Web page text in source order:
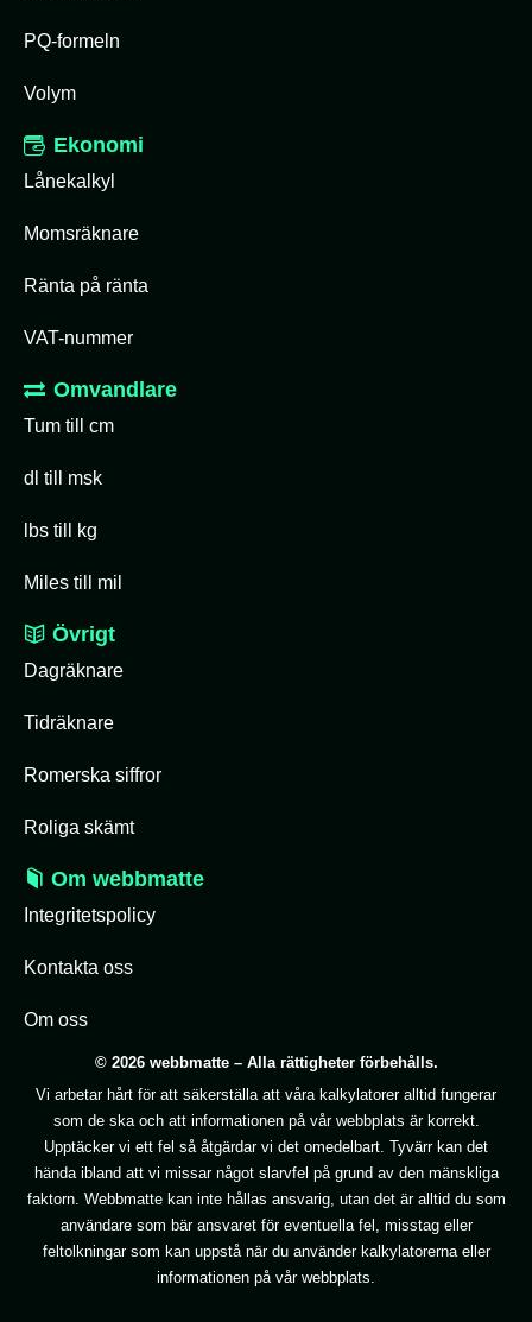
PQ-formeln
Volym
Ekonomi
Lånekalkyl
Momsräknare
Ränta på ränta
VAT-nummer
Omvandlare
Tum till cm
dl till msk
lbs till kg
Miles till mil
Övrigt
Dagräknare
Tidräknare
Romerska siffror
Roliga skämt
Om webbmatte
Integritetspolicy
Kontakta oss
Om oss
© 2026 webbmatte – Alla rättigheter förbehålls.
Vi arbetar hårt för att säkerställa att våra kalkylatorer alltid fungerar
som de ska och att informationen på vår webbplats är korrekt.
Upptäcker vi ett fel så åtgärdar vi det omedelbart. Tyvärr kan det
hända ibland att vi missar något slarvfel på grund av den mänskliga
faktorn. Webbmatte kan inte hållas ansvarig, utan det är alltid du som
användare som bär ansvaret för eventuella fel, misstag eller
feltolkningar som kan uppstå när du använder kalkylatorerna eller
informationen på vår webbplats.